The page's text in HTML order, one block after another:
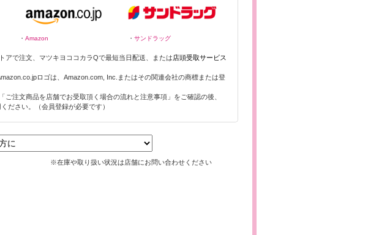
・ Amazon ・ サンドラッグ
アで注文、マツキヨココカラQで最短当日配送、または店頭受取サービス
ロゴは、Amazon.com, Inc.またはその関連会社の商標または登
ご注文商品を店舗でお受取頂く場合の流れと注意事項」をご確認の後、
ださい。（会員登録が必要です）
※在庫や取り扱い状況は店舗にお問い合わせください